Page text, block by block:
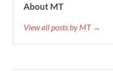
About MT
View all posts by MT →